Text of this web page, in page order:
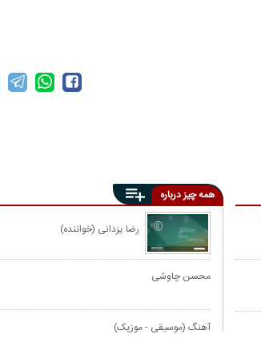
همه چیز درباره
رضا یزدانی (خواننده)
محسن چاوشی
آهنگ (موسیقی - موزیک)